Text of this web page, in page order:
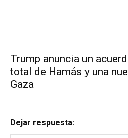
Trump anuncia un
total de Hamás y una
Gaza
Dejar respuesta: